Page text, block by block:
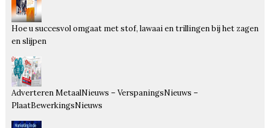
Hoe u succesvol omgaat met stof, lawaai en trillingen bij het zagen
en slijpen
Adverteren MetaalNieuws – VerspaningsNieuws –
PlaatBewerkingsNieuws